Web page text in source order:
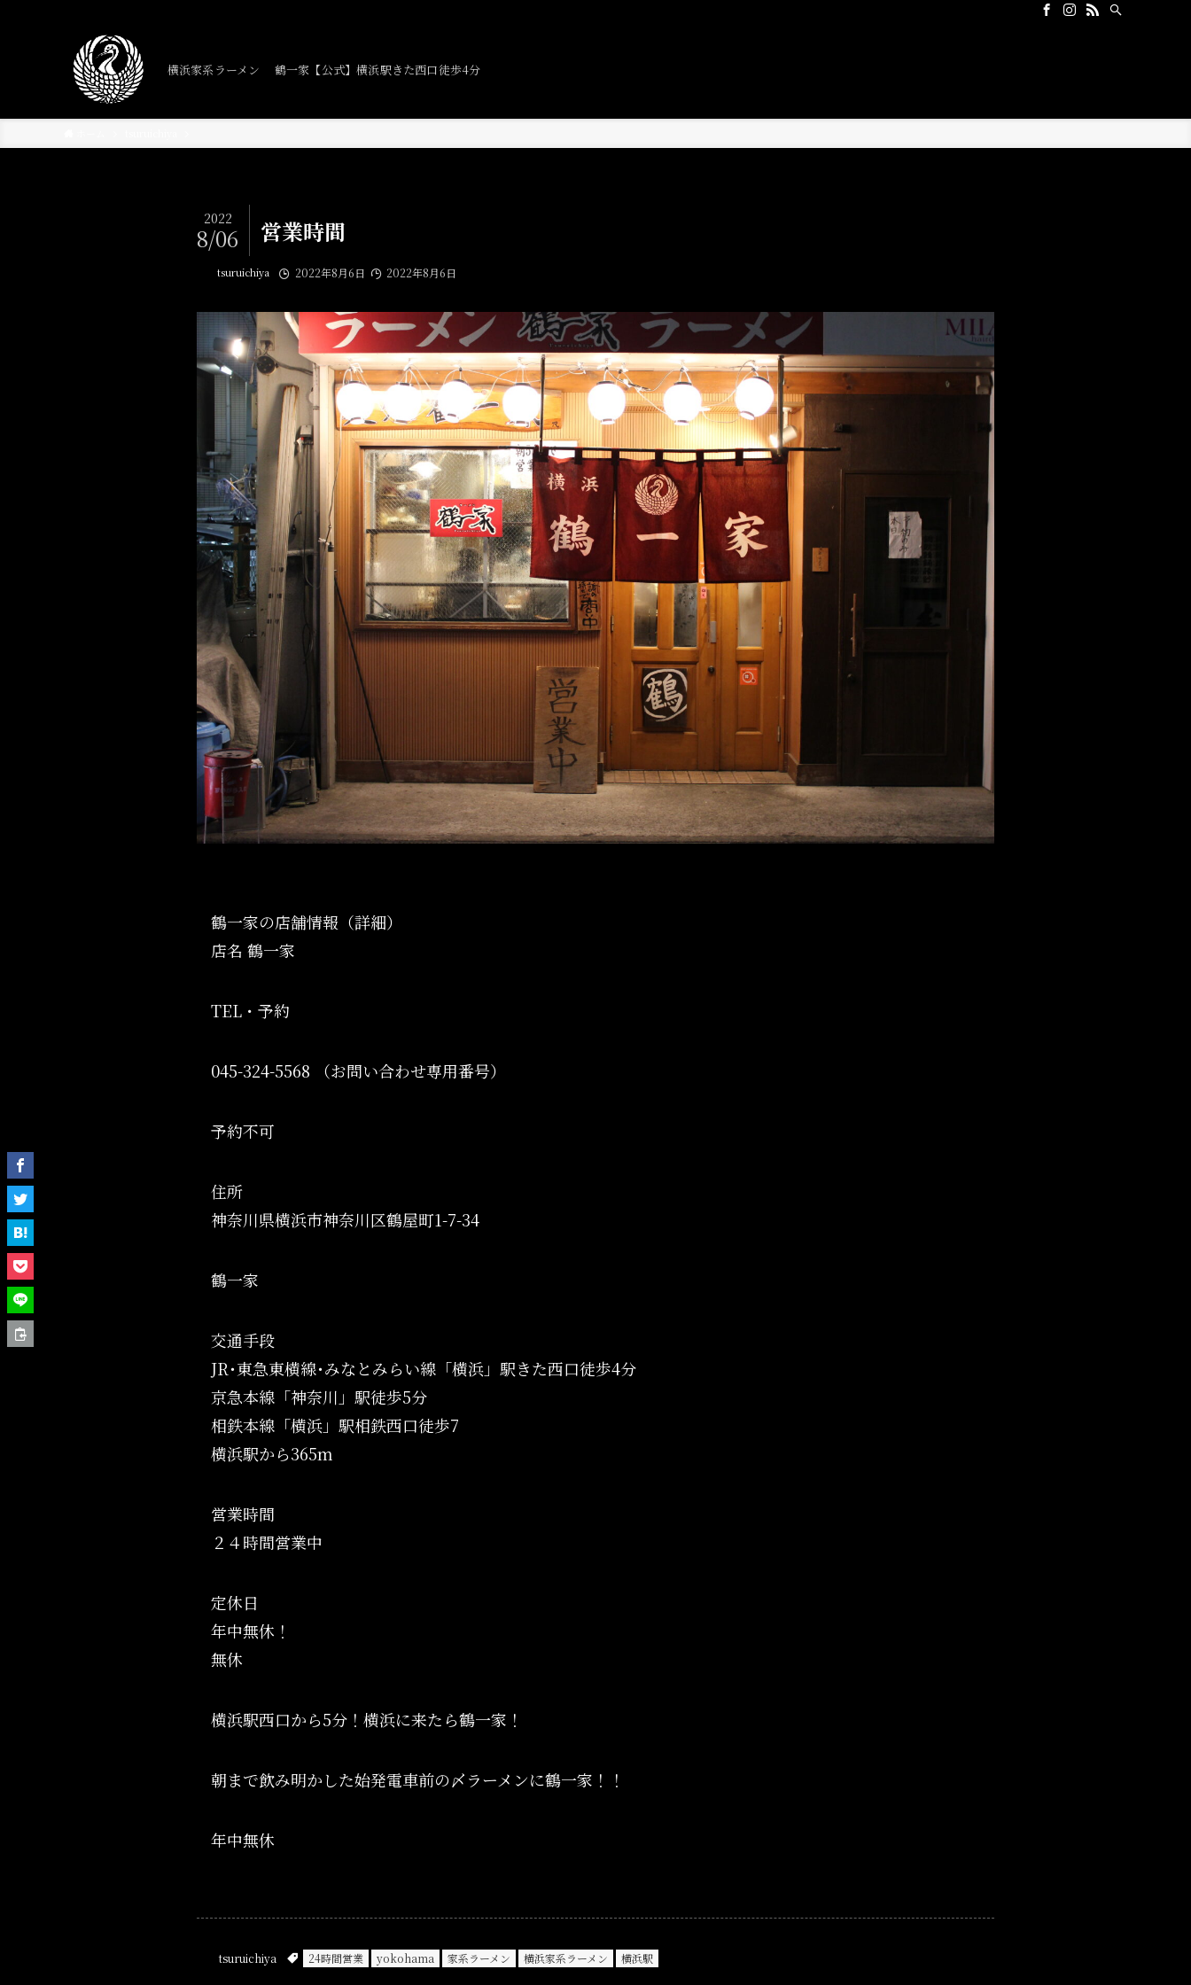
横浜家系ラーメン 鶴一家【公式】横浜駅きた西口徒歩4分
営業時間
2022
8/06
tsuruichiya 2022年8月6日 2022年8月6日
鶴一家の店舗情報（詳細）
店名 鶴一家
TEL・予約
045-324-5568 （お問い合わせ専用番号）
予約不可
住所
神奈川県横浜市神奈川区鶴屋町1-7-34
鶴一家
交通手段
JR･東急東横線･みなとみらい線「横浜」駅きた西口徒歩4分
京急本線「神奈川」駅徒歩5分
相鉄本線「横浜」駅相鉄西口徒歩7
横浜駅から365m
営業時間
２４時間営業中
定休日
年中無休！
無休
横浜駅西口から5分！横浜に来たら鶴一家！
朝まで飲み明かした始発電車前の〆ラーメンに鶴一家！！
年中無休
tsuruichiya 24時間営業 yokohama 家系ラーメン 横浜家系ラーメン 横浜駅